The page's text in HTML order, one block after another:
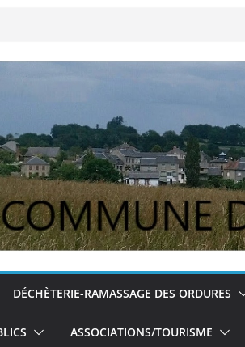
DÉCHÈTERIE-RAMASSAGE DES ORDURES
ASSOCIATIONS/TOURISME